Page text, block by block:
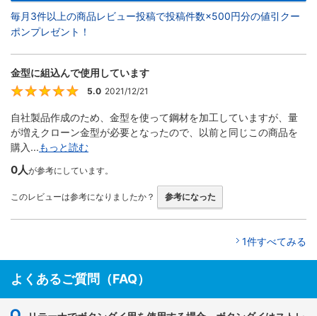
毎月3件以上の商品レビュー投稿で投稿件数×500円分の値引クー
ポンプレゼント！
金型に組込んで使用しています
5.0 2021/12/21
自社製品作成のため、金型を使って鋼材を加工していますが、量
が増えクローン金型が必要となったので、以前と同じこの商品を
購入...もっと読む
0人が参考にしています。
このレビューは参考になりましたか？ 参考になった
1件すべてみる
よくあるご質問（FAQ）